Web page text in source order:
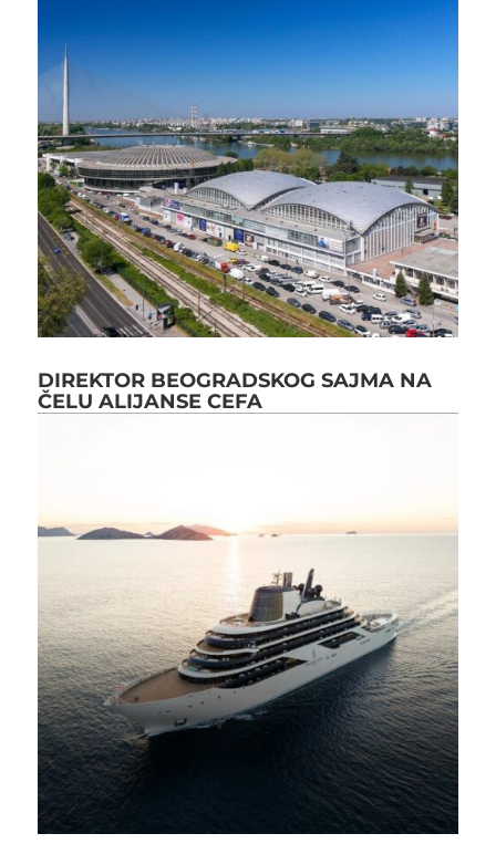
DIREKTOR BEOGRADSKOG SAJMA NA
ČELU ALIJANSE CEFA